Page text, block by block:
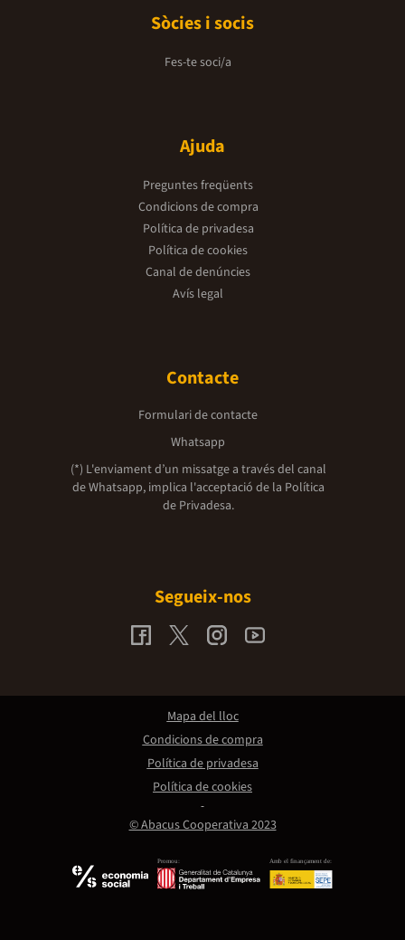
Sòcies i socis
Fes-te soci/a
Ajuda
Preguntes freqüents
Condicions de compra
Política de privadesa
Política de cookies
Canal de denúncies
Avís legal
Contacte
Formulari de contacte
Whatsapp
(*) L'enviament d’un missatge a través del canal
de Whatsapp, implica l'acceptació de la Política
de Privadesa.
Segueix-nos
Promou: Amb el finançament de:
© Abacus Cooperativa 2023
Mapa del lloc
Condicions de compra
Política de privadesa
Política de cookies